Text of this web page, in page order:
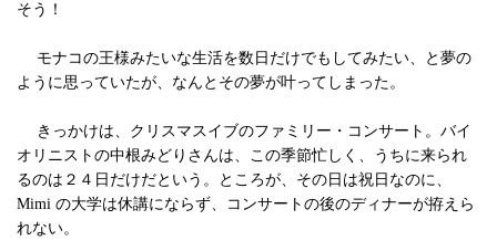
そう！
モナコの王様みたいな生活を数日だけでもしてみたい、と夢の
ように思っていたが、なんとその夢が叶ってしまった。
きっかけは、クリスマスイブのファミリー・コンサート。バイ
オリニストの中根みどりさんは、この季節忙しく、うちに来られ
るのは２４日だけだという。ところが、その日は祝日なのに、
Mimi の大学は休講にならず、コンサートの後のディナーが拵えら
れない。